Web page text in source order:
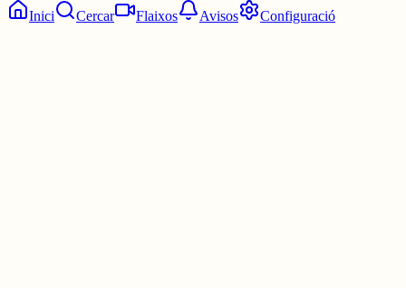
Inici Cercar Flaixos Avisos Configuració